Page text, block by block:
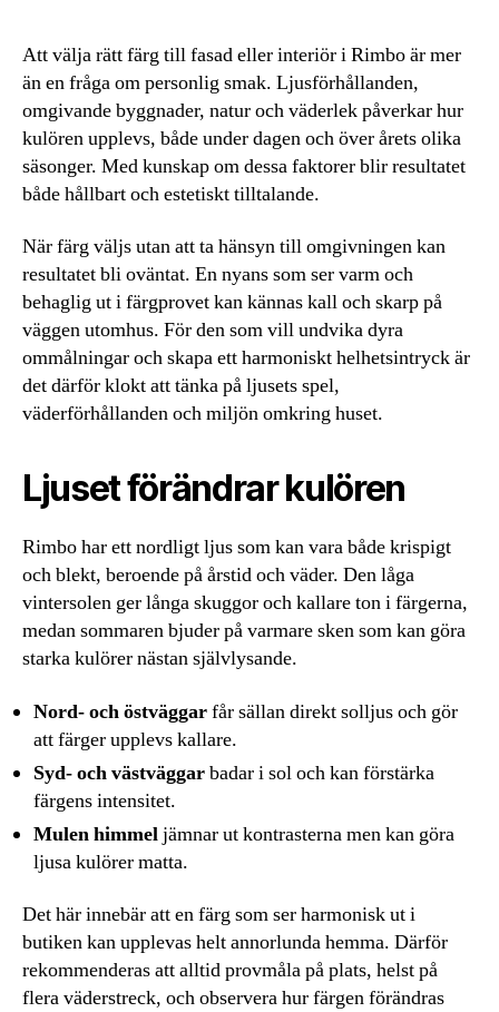
Att välja rätt färg till fasad eller interiör i Rimbo är mer
än en fråga om personlig smak. Ljusförhållanden,
omgivande byggnader, natur och väderlek påverkar hur
kulören upplevs, både under dagen och över årets olika
säsonger. Med kunskap om dessa faktorer blir resultatet
både hållbart och estetiskt tilltalande.
När färg väljs utan att ta hänsyn till omgivningen kan
resultatet bli oväntat. En nyans som ser varm och
behaglig ut i färgprovet kan kännas kall och skarp på
väggen utomhus. För den som vill undvika dyra
ommålningar och skapa ett harmoniskt helhetsintryck är
det därför klokt att tänka på ljusets spel,
väderförhållanden och miljön omkring huset.
Ljuset förändrar kulören
Rimbo har ett nordligt ljus som kan vara både krispigt
och blekt, beroende på årstid och väder. Den låga
vintersolen ger långa skuggor och kallare ton i färgerna,
medan sommaren bjuder på varmare sken som kan göra
starka kulörer nästan självlysande.
Nord- och östväggarfår sällan direkt solljus och gör
att färger upplevs kallare.
Syd- och västväggarbadar i sol och kan förstärka
färgens intensitet.
Mulen himmeljämnar ut kontrasterna men kan göra
ljusa kulörer matta.
Det här innebär att en färg som ser harmonisk ut i
butiken kan upplevas helt annorlunda hemma. Därför
rekommenderas att alltid provmåla på plats, helst på
flera väderstreck, och observera hur färgen förändras